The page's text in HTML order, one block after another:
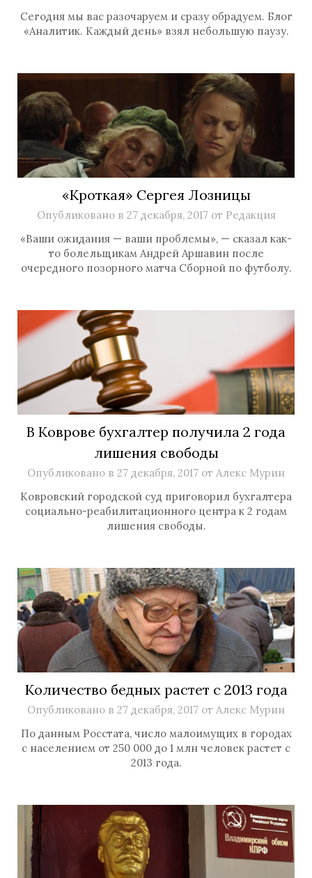
Сегодня мы вас разочаруем и сразу обрадуем. Блог
«Аналитик. Каждый день» взял небольшую паузу.
«Кроткая» Сергея Лозницы
Опубликовано в 27 декабря, 2017от Редакция
«Ваши ожидания — ваши проблемы», — сказал как-
то болельщикам Андрей Аршавин после
очередного позорного матча Сборной по футболу.
В Коврове бухгалтер получила 2 года
лишения свободы
Опубликовано в 27 декабря, 2017 от Алекс Мурин
Ковровский городской суд приговорил бухгалтера
социально-реабилитационного центра к 2 годам
лишения свободы.
Количество бедных растет с 2013 года
Опубликовано в 27 декабря, 2017 от Алекс Мурин
По данным Росстата, число малоимущих в городах
с населением от 250 000 до 1 млн человек растет с
2013 года.